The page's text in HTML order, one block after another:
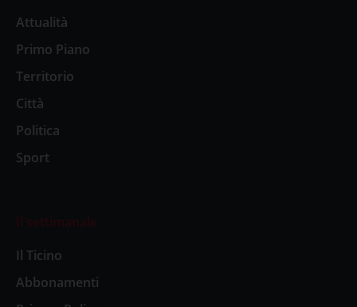
Attualità
Primo Piano
Territorio
Città
Politica
Sport
Il settimanale
Il Ticino
Abbonamenti